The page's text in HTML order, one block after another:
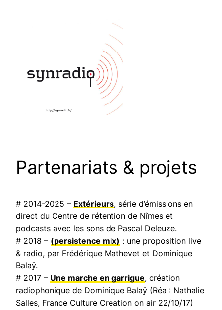
Partenariats & projets
# 2014-2025 – Extérieurs, série d’émissions en
direct du Centre de rétention de Nîmes et
podcasts avec les sons de Pascal Deleuze.
# 2018 – (persistence mix) : une proposition live
& radio, par Frédérique Mathevet et Dominique
Balaÿ.
# 2017 – Une marche en garrigue, création
radiophonique de Dominique Balaÿ (Réa : Nathalie
Salles, France Culture Creation on air 22/10/17)